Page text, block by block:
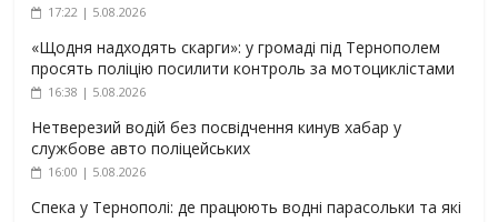
17:22 | 5.08.2026
«Щодня надходять скарги»: у громаді під Тернополем
просять поліцію посилити контроль за мотоциклістами
16:38 | 5.08.2026
Нетверезий водій без посвідчення кинув хабар у
службове авто поліцейських
16:00 | 5.08.2026
Спека у Тернополі: де працюють водні парасольки та які